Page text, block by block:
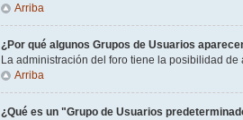
Arriba
¿Por qué algunos Grupos de Usuarios
La administración del foro tiene la posibilidad
Arriba
¿Qué es un "Grupo de Usuarios